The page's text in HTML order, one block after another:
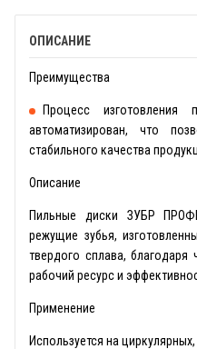
ОПИСАНИЕ
Преимущества
Процесс изготовления
автоматизирован, что
стабильного качества
Описание
Пильные диски ЗУБР
режущие зубья,
твердого сплава, благодаря
рабочий ресурс и
Применение
Используется на